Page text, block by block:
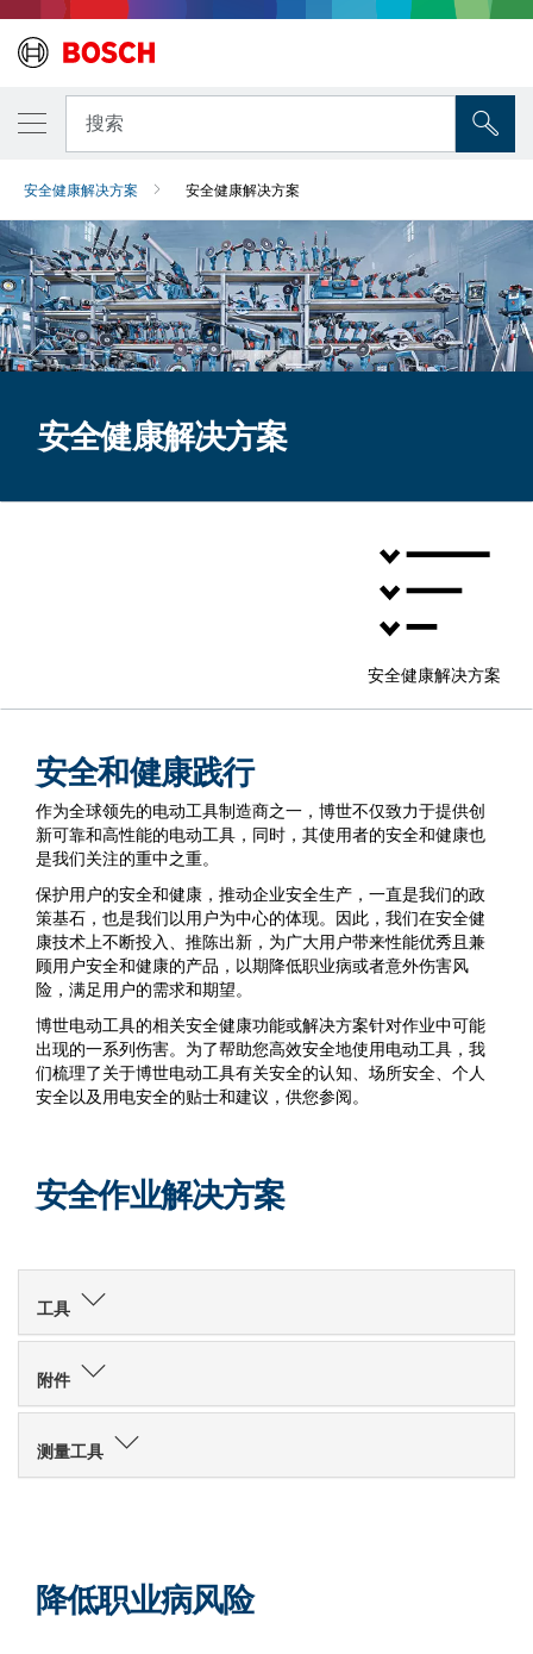
搜索
安全健康解决方案 安全健康解决方案
安全健康解决方案
安全健康解决方案
安全和健康践行
作为全球领先的电动工具制造商之一，博世不仅致力于提供创
新可靠和高性能的电动工具，同时，其使用者的安全和健康也
是我们关注的重中之重。
保护用户的安全和健康，推动企业安全生产，一直是我们的政
策基石，也是我们以用户为中心的体现。因此，我们在安全健
康技术上不断投入、推陈出新，为广大用户带来性能优秀且兼
顾用户安全和健康的产品，以期降低职业病或者意外伤害风
险，满足用户的需求和期望。
博世电动工具的相关安全健康功能或解决方案针对作业中可能
出现的一系列伤害。为了帮助您高效安全地使用电动工具，我
们梳理了关于博世电动工具有关安全的认知、场所安全、个人
安全以及用电安全的贴士和建议，供您参阅。
安全作业解决方案
工具
附件
测量工具
降低职业病风险